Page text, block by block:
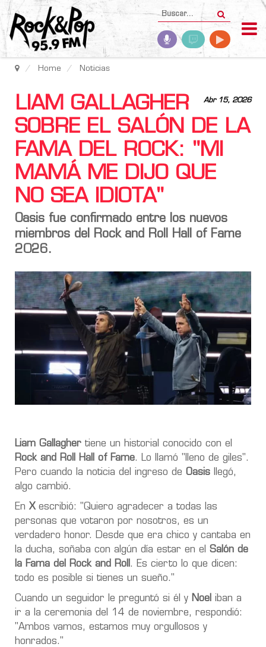
Home Noticias
Abr 15, 2026
LIAM GALLAGHER
SOBRE EL SALÓN DE LA
FAMA DEL ROCK: "MI
MAMÁ ME DIJO QUE
NO SEA IDIOTA"
Oasis fue confirmado entre los nuevos
miembros del Rock and Roll Hall of Fame
2026.
Liam Gallagher tiene un historial conocido con el
Rock and Roll Hall of Fame. Lo llamó "lleno de giles".
Pero cuando la noticia del ingreso de Oasis llegó,
algo cambió.
En Xescribió: "Quiero agradecer a todas las
personas que votaron por nosotros, es un
verdadero honor. Desde que era chico y cantaba en
la ducha, soñaba con algún día estar en el Salón de
la Fama del Rock and Roll . Es cierto lo que dicen:
todo es posible si tienes un sueño."
Cuando un seguidor le preguntó si él y Noel iban a
ir a la ceremonia del 14 de noviembre, respondió:
"Ambos vamos, estamos muy orgullosos y
honrados."